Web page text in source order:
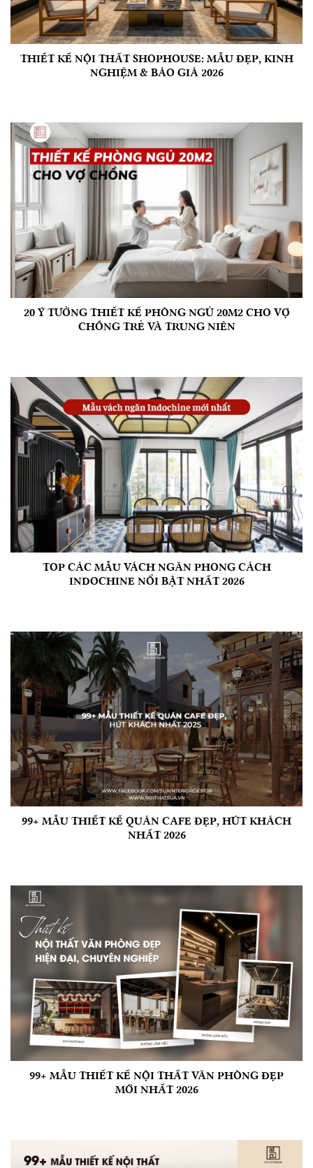
THIẾT KẾ NỘI THẤT SHOPHOUSE: MẪU ĐẸP, KINH
NGHIỆM & BÁO GIÁ 2026
20 Ý TƯỞNG THIẾT KẾ PHÒNG NGỦ 20M2 CHO VỢ
CHỒNG TRẺ VÀ TRUNG NIÊN
TOP CÁC MẪU VÁCH NGĂN PHONG CÁCH
INDOCHINE NỔI BẬT NHẤT 2026
99+ MẪU THIẾT KẾ QUÁN CAFE ĐẸP, HÚT KHÁCH
NHẤT 2026
99+ MẪU THIẾT KẾ NỘI THẤT VĂN PHÒNG ĐẸP
MỚI NHẤT 2026